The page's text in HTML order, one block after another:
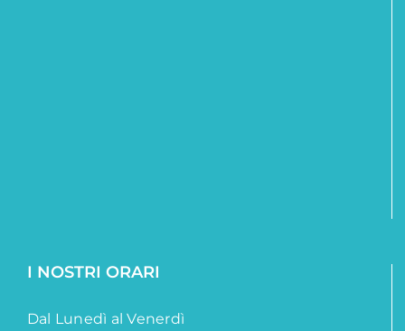
I NOSTRI ORARI
Dal Lunedì al Venerdì